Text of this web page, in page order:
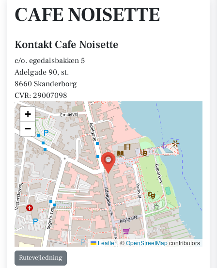
CAFE NOISETTE
Kontakt Cafe Noisette
c/o. egedalsbakken 5
Adelgade 90, st.
8660 Skanderborg
CVR: 29007098
+
−
Leaflet| ©OpenStreetMapcontributors
Rutevejledning